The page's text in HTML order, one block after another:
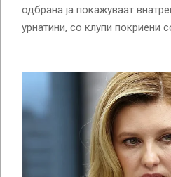
одбрана ја покажуваат
урнатини, со клупи покриени